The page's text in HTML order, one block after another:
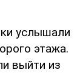
услышали
этажа.
выйти из